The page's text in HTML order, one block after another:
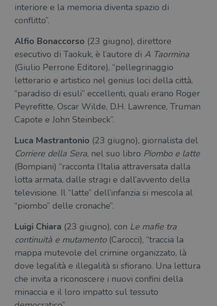
interiore e la memoria diventa spazio di
conflitto”.
Alfio Bonaccorso (23 giugno), direttore
esecutivo di Taokuk, è l’autore di A Taormina
(Giulio Perrone Editore), “pellegrinaggio
letterario e artistico nel genius loci della città,
“paradiso di esuli’’ eccellenti, quali erano Roger
Peyrefitte, Oscar Wilde, D.H. Lawrence, Truman
Capote e John Steinbeck”.
Luca Mastrantonio (23 giugno), giornalista del
Corriere della Sera, nel suo libro Piombo e latte
(Bompiani) “racconta l’Italia attraversata dalla
lotta armata, dalle stragi e dall’avvento della
televisione. Il “latte” dell’infanzia si mescola al
“piombo” delle cronache”.
Luigi Chiara (23 giugno), con Le mafie tra
continuità e mutamento(Carocci), “traccia la
mappa mutevole del crimine organizzato, là
dove legalità e illegalità si sfiorano. Una lettura
che invita a riconoscere i nuovi confini della
minaccia e il loro impatto sul tessuto